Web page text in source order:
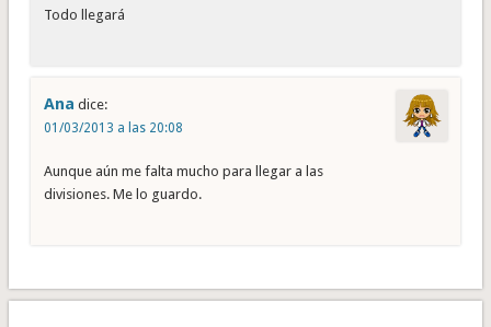
Todo llegará
Ana dice:
01/03/2013 a las 20:08
Aunque aún me falta mucho para llegar a las
divisiones. Me lo guardo.